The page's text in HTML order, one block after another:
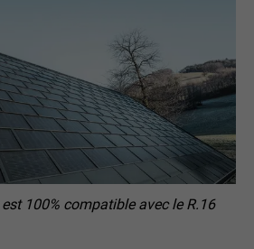
100% compatible avec le R.16